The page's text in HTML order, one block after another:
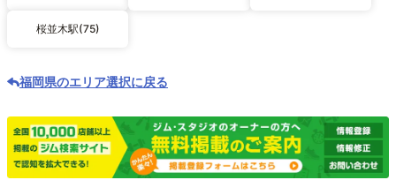
桜並木駅(75)
福岡県のエリア選択に戻る